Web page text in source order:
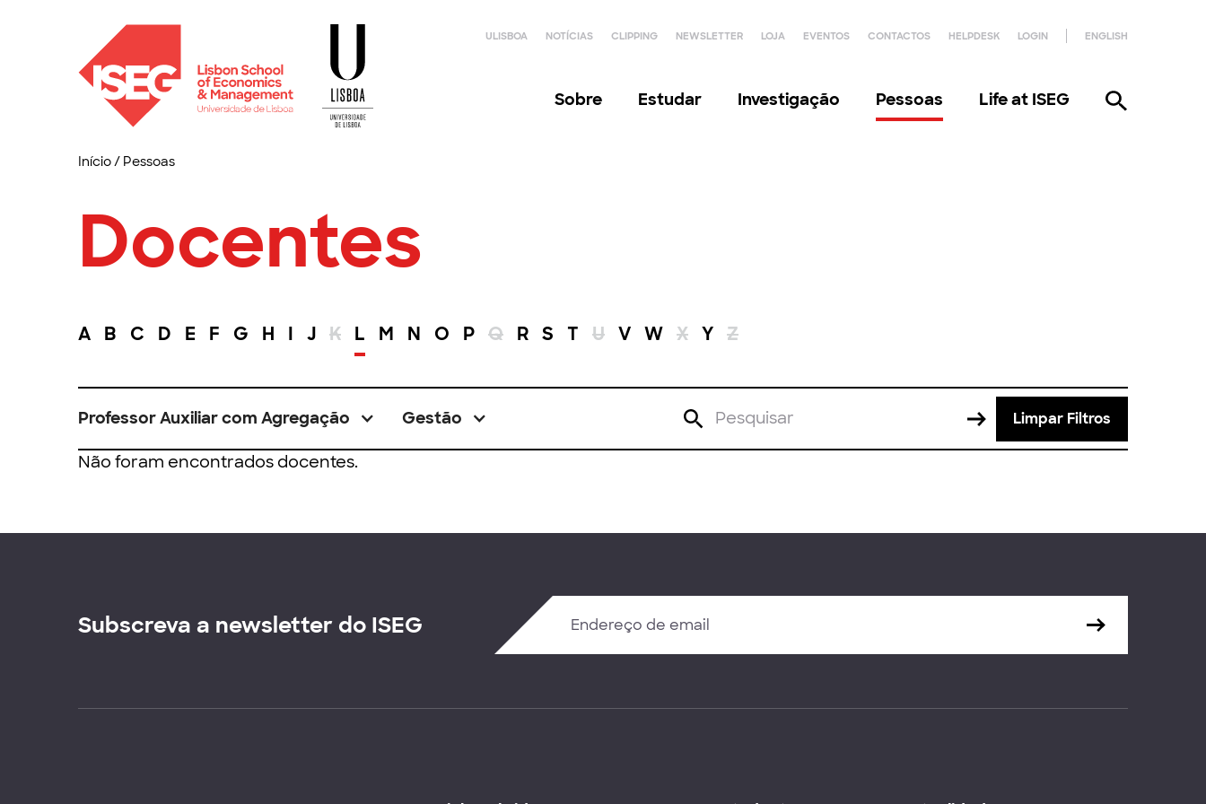
ULISBOA NOTÍCIAS CLIPPING NEWSLETTER LOJA EVENTOS CONTACTOS HELPDESK LOGIN ENGLISH
Sobre Estudar Investigação Pessoas Life at ISEG
Início/ Pessoas
Docentes
A B C D E F G H I J K L M N O P Q R S T U V W X Y Z
Professor Auxiliar com Agregação Gestão Limpar Filtros
Não foram encontrados docentes.
Subscreva a newsletter do ISEG